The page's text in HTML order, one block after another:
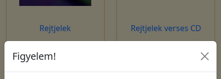
Rejtjelek Rejtjelek verses CD
Figyelem!